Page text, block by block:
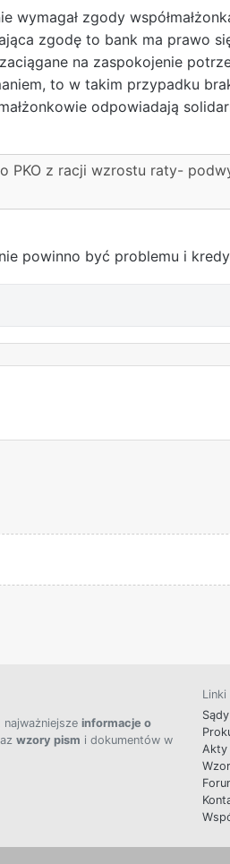
wymagał zgody
zgodę to bank ma prawo
na zaspokojenie
to w takim przypadku
odpowiadają
PKO z racji wzrostu raty-
powinno być problemu i
najważniejsze informacje o
wzory pism i dokumentów w
Linki
Sądy
Akty